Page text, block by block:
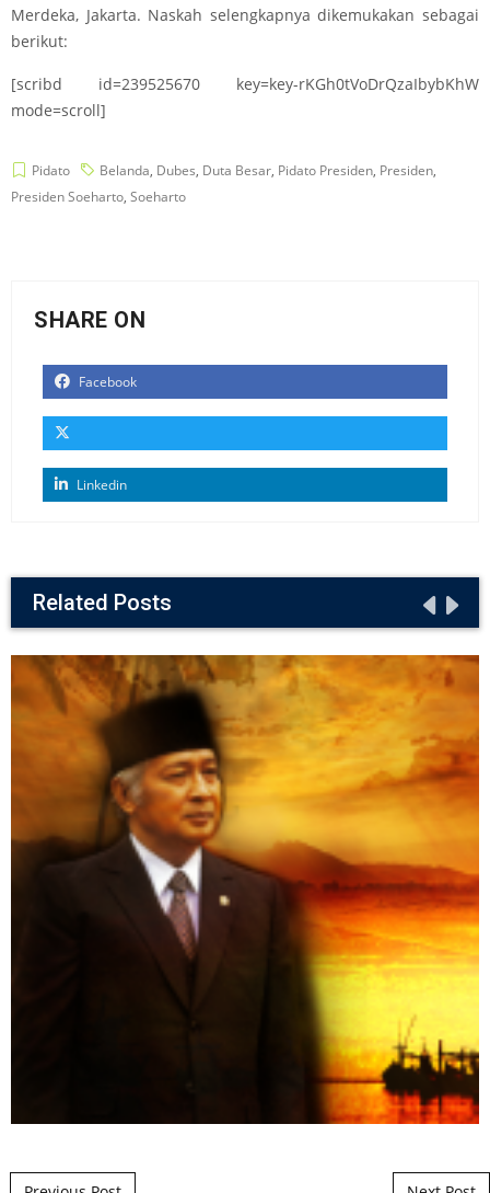
Merdeka, Jakarta. Naskah selengkapnya dikemukakan sebagai
berikut:
[scribd id=239525670 key=key-rKGh0tVoDrQzaIbybKhW
mode=scroll]
Pidato Belanda, Dubes, Duta Besar, Pidato Presiden, Presiden,
Presiden Soeharto, Soeharto
SHARE ON
Facebook
Linkedin
Related Posts